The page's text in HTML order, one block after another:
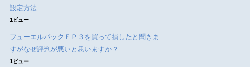
設定方法
1ビュー
フューエルパックＦＰ３を買って損したと聞きま
すがなぜ評判が悪いと思いますか？
1ビュー